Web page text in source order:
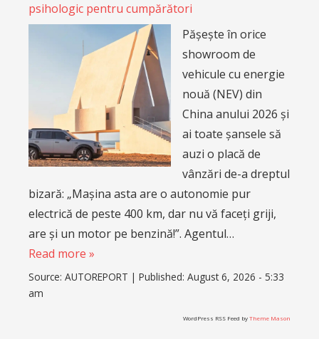
psihologic pentru cumpărători
Pășește în orice
showroom de
vehicule cu energie
nouă (NEV) din
China anului 2026 și
ai toate șansele să
auzi o placă de
vânzări de-a dreptul
bizară: „Mașina asta are o autonomie pur
electrică de peste 400 km, dar nu vă faceți griji,
are și un motor pe benzină!”. Agentul…
Read more »
Source: AUTOREPORT | Published: August 6, 2026 - 5:33
am
WordPress RSS Feed byTheme Mason